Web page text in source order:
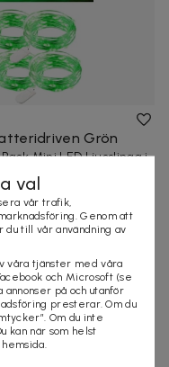
Grön
Mini LED Ljusslinga i
val
vår trafik,
Genom att
till vår användning av
våra tjänster med våra
och Microsoft (se
på och utanför
presterar. Om du
Om du inte
kan när som helst